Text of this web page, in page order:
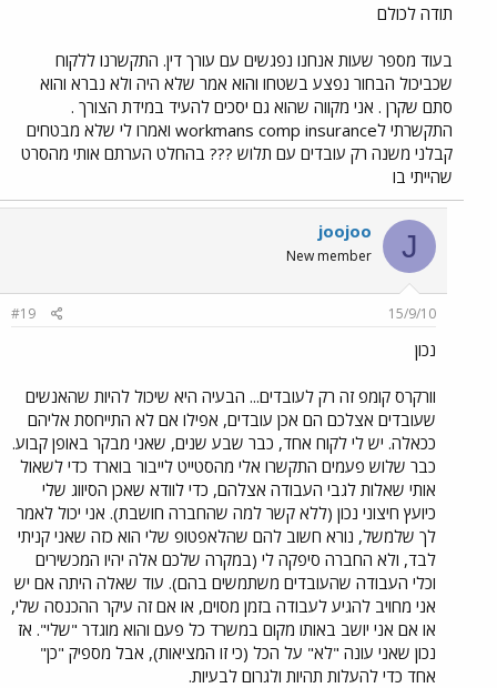
תודה לכולם
בעוד מספר שעות אנחנו נפגשים עם עורך דין. התקשרנו ללקוח
שכביכול הבחור נפצע בשטחו והוא אמר שלא היה ולא נברא והוא
סתם שקרן . אני מקווה שהוא גם יסכים להעיד במידת הצורך .
התקשרתי לworkmans comp insurance ואמרו לי שלא מבטחים
קבלני משנה רק עובדים עם תלוש ??? בהחלט הערתם אותי מהסרט
שהייתי בו
J
joojoo
New member
15/9/10
#19
נכון
וורקרס קומפ זה רק לעובדים... הבעיה היא שיכול להיות שהאנשים
שעובדים אצלכם הם אכן עובדים, אפילו אם לא התייחסת אליהם
ככאלה. יש לי לקוח אחד, כבר שבע שנים, שאני מבקר באופן קבוע.
כבר שלוש פעמים התקשרו אלי מהסטייט לייבור בוארד כדי לשאול
אותי שאלות לגבי העבודה אצלהם, כדי לוודא שאכן הסיווג שלי
כיועץ חיצוני נכון (ללא קשר למה שהחברה חושבת). אני יכול לאמר
לך שלמשל, נורא חשוב להם שהלאפטופ שלי הוא כזה שאני קניתי
לבד, ולא החברה סיפקה לי (במקרה שלכם אלה יהיו המכשירים
וכלי העבודה שהעובדים משתמשים בהם). עוד שאלה היתה אם יש
אני מחויב להגיע לעבודה בזמן מסוים, או אם זה עיקר ההכנסה שלי,
או אם אני יושב באותו מקום במשרד כל פעם והוא מוגדר "שלי". אז
נכון שאני עונה "לא" על הכל (כי זו המציאות), אבל מספיק "כן"
אחד כדי להעלות תהיות ולגרום לבעיות.